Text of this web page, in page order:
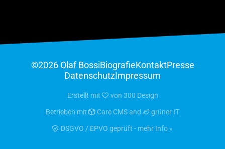
©2026 Olaf BossiBiografieKontaktPresse
DatenschutzImpressum
Erstellt mit von 300 Design
Betrieben mit Care CMSand grüner IT
DSGVO / EPVO geprüft - mehr Info »